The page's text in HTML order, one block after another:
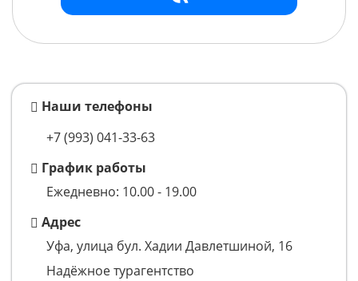
Наши телефоны
+7 (993) 041-33-63
График работы
Ежедневно: 10.00 - 19.00
Адрес
Уфа, улица бул. Хадии Давлетшиной, 16
Надёжное турагентство